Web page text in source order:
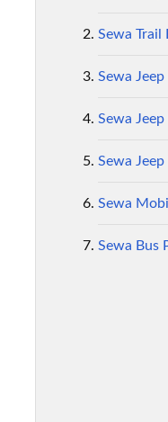
Sewa Trail
Sewa
Sewa
Sewa
Sewa
Sewa Bus